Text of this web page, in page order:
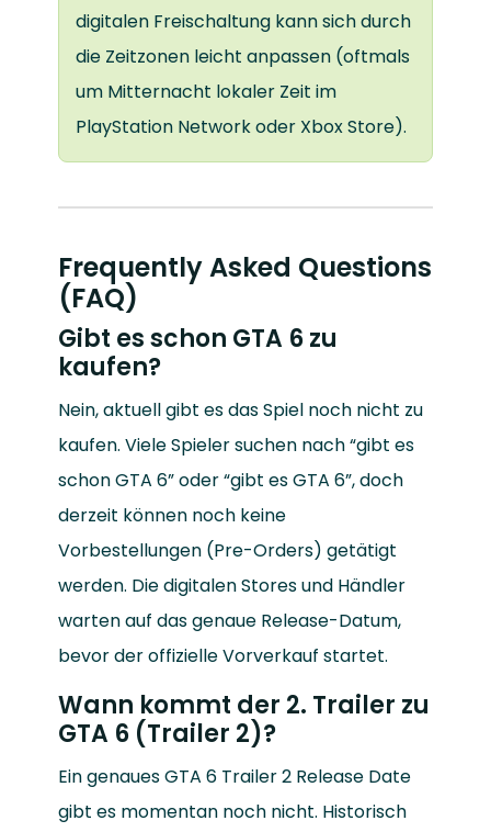
digitalen Freischaltung kann sich durch
die Zeitzonen leicht anpassen (oftmals
um Mitternacht lokaler Zeit im
PlayStation Network oder Xbox Store).
Frequently Asked Questions
(FAQ)
Gibt es schon GTA 6 zu
kaufen?
Nein, aktuell gibt es das Spiel noch nicht zu
kaufen. Viele Spieler suchen nach “gibt es
schon GTA 6” oder “gibt es GTA 6”, doch
derzeit können noch keine
Vorbestellungen (Pre-Orders) getätigt
werden. Die digitalen Stores und Händler
warten auf das genaue Release-Datum,
bevor der offizielle Vorverkauf startet.
Wann kommt der 2. Trailer zu
GTA 6 (Trailer 2)?
Ein genaues GTA 6 Trailer 2 Release Date
gibt es momentan noch nicht. Historisch